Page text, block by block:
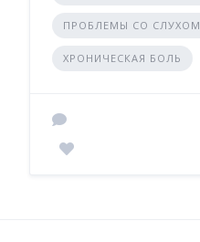
ПРОБЛЕМЫ СО СЛУХОМ
ХРОНИЧЕСКАЯ БОЛЬ